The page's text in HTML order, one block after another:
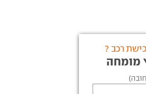
רכב ?
מומחה